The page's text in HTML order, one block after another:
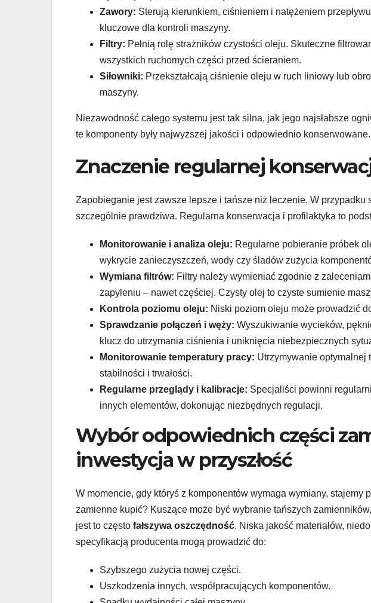
Zawory: Sterują kierunkiem, ciśnieniem i natężeniem
kluczowe dla kontroli maszyny.
Filtry: Pełnią rolę strażników czystości oleju. Skuteczne
wszystkich ruchomych części przed ścieraniem.
Siłowniki: Przekształcają ciśnienie oleju w ruch liniowy lub
maszyny.
Niezawodność całego systemu jest tak silna, jak jego najsłabsze
te komponenty były najwyższej jakości i odpowiednio konserwowane.
Znaczenie regularnej
Zapobieganie jest zawsze lepsze i tańsze niż leczenie. W przypadku
szczególnie prawdziwa. Regularna konserwacja i profilaktyka to
Monitorowanie i analiza oleju: Regularne pobieranie próbek
wykrycie zanieczyszczeń, wody czy śladów zużycia
Wymiana filtrów: Filtry należy wymieniać zgodnie z
zapyleniu – nawet częściej. Czysty olej to czyste sumienie
Kontrola poziomu oleju: Niski poziom oleju może prowadzić
Sprawdzanie połączeń i węży: Wyszukiwanie wycieków,
klucz do utrzymania ciśnienia i uniknięcia niebezpiecznych
Monitorowanie temperatury pracy: Utrzymywanie optymalnej
stabilności i trwałości.
Regularne przeglądy i kalibracje: Specjaliści powinni
innych elementów, dokonując niezbędnych regulacji.
Wybór odpowiednich części
inwestycja w przyszłość
W momencie, gdy któryś z komponentów wymaga wymiany, stajemy
zamienne kupić? Kuszące może być wybranie tańszych
jest to często fałszywa oszczędność. Niska jakość materiałów,
specyfikacją producenta mogą prowadzić do:
Szybszego zużycia nowej części.
Uszkodzenia innych, współpracujących komponentów.